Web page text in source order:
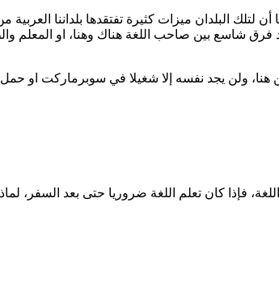
لتلك البلدان ميزات كثيرة تفتقدها بلداننا
فرق شاسع بين صاحب اللغة هناك وهنا، او
هنا، ولن يجد نفسه إلا شغيلا في سوبرماركت او
فإذا كان تعلم اللغة ضروريا حتى بعد السفر،